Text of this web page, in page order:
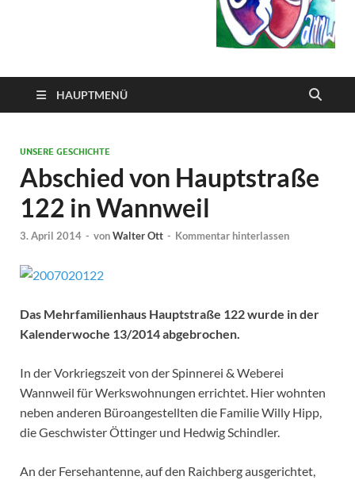
HAUPTMENÜ
UNSERE GESCHICHTE
Abschied von Hauptstraße
122 in Wannweil
3. April 2014 - vonWalter Ott - Kommentar hinterlassen
Das Mehrfamilienhaus Hauptstraße 122 wurde in der
Kalenderwoche 13/2014 abgebrochen.
In der Vorkriegszeit von der Spinnerei & Weberei
Wannweil für Werkswohnungen errichtet. Hier wohnten
neben anderen Büroangestellten die Familie Willy Hipp,
die Geschwister Öttinger und Hedwig Schindler.
An der Fersehantenne, auf den Raichberg ausgerichtet,